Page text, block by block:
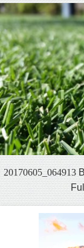
20170605_064913